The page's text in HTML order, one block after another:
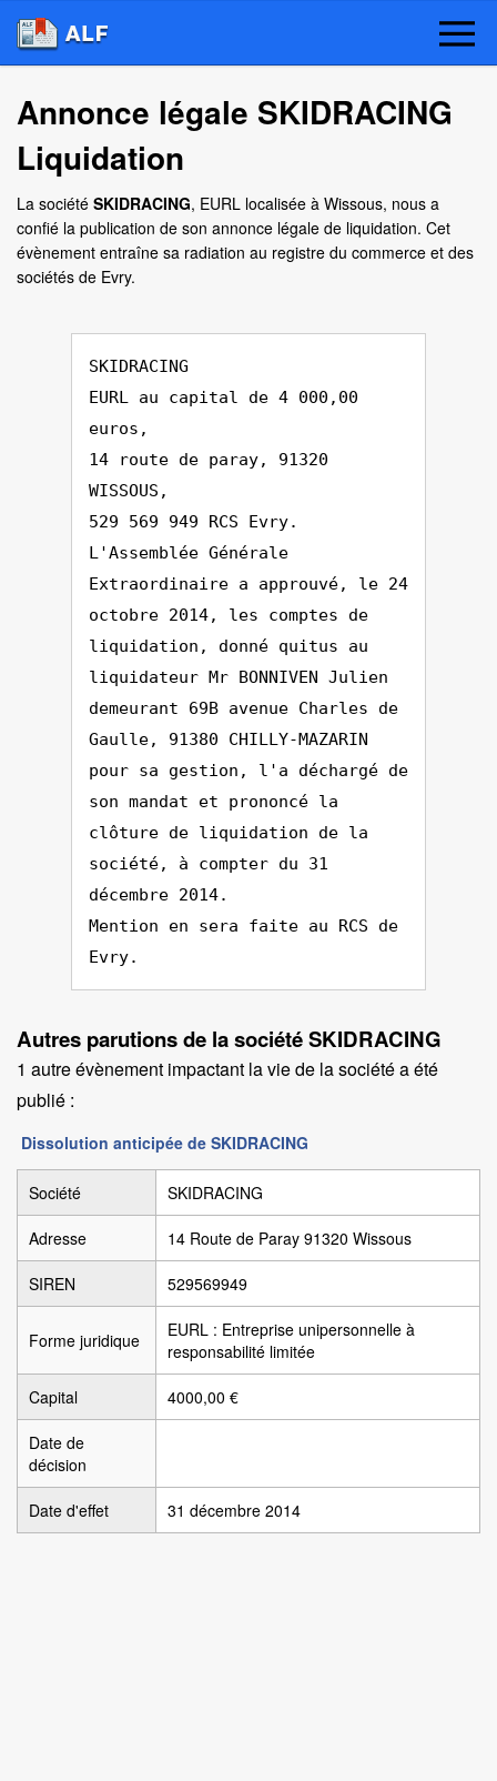
Annonce légale SKIDRACING
Liquidation
La société SKIDRACING, EURL localisée à Wissous, nous a
confié la publication de son annonce légale de liquidation. Cet
évènement entraîne sa radiation au registre du commerce et des
sociétés de Evry.
SKIDRACING
EURL au capital de 4 000,00
euros,
14 route de paray, 91320
WISSOUS,
529 569 949 RCS Evry.
L'Assemblée Générale
Extraordinaire a approuvé, le 24
octobre 2014, les comptes de
liquidation, donné quitus au
liquidateur Mr BONNIVEN Julien
demeurant 69B avenue Charles de
Gaulle, 91380 CHILLY-MAZARIN
pour sa gestion, l'a déchargé de
son mandat et prononcé la
clôture de liquidation de la
société, à compter du 31
décembre 2014.
Mention en sera faite au RCS de
Evry.
Autres parutions de la société SKIDRACING
1 autre évènement impactant la vie de la société a été
publié :
Dissolution anticipée de SKIDRACING
Société SKIDRACING
Adresse 14 Route de Paray 91320 Wissous
SIREN 529569949
Forme juridique
EURL : Entreprise unipersonnelle à
responsabilité limitée
Capital 4000,00 €
Date de
décision
Date d'effet 31 décembre 2014